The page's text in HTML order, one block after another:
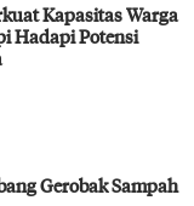
Kapasitas Warga
Hadapi Potensi
Gerobak Sampah